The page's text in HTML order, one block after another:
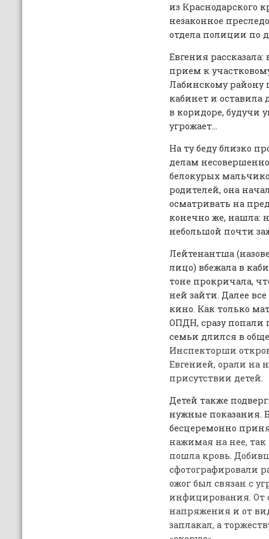
из Краснодарского
незаконное
отдела полиции по
Евгения
прием к
Лабинскому району
кабинет и оставила
в коридоре, будучи
угрожает…
На ту беду близко
делам
белокурых
родителей, она
осматривать на
конечно же, нашла:
небольшой почти
Лейтенантша
лицо) вбежала в
тоне прокричала,
ней зайти. Далее
кино. Как только
ОПДН, сразу попали
семьи длился в
Инспекторши
Евгенией, орали на
присутствии детей.
Детей также
нужные показания.
бесцеремонно
нажимая на нее, так
пошла кровь.
сфотографировали
ожог был связан с
инфицирования. От
напряжения и от
заплакал, а